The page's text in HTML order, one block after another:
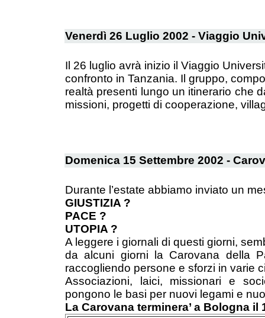
Venerdì 26 Luglio 2002 - Viaggio
Il 26 luglio avrà inizio il Viaggio
confronto in Tanzania. Il gruppo,
realtà presenti lungo un itinerario che
missioni, progetti di cooperazione,
Domenica 15 Settembre 2002 -
Durante l’estate abbiamo inviato un
GIUSTIZIA ?
PACE ?
UTOPIA ?
A leggere i giornali di questi giorni,
da alcuni giorni la Carovana della
raccogliendo persone e sforzi in varie
Associazioni, laici, missionari e
pongono le basi per nuovi legami e
La Carovana terminera’ a Bologna il